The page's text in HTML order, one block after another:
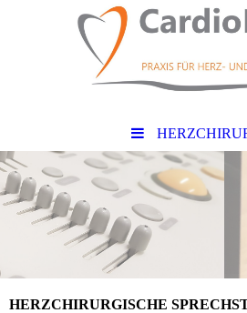
HERZCHIRURGISCHE